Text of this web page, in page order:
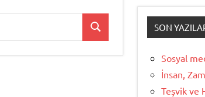
Ara
SON
Sosyal
İnsan,
Teşvik ve